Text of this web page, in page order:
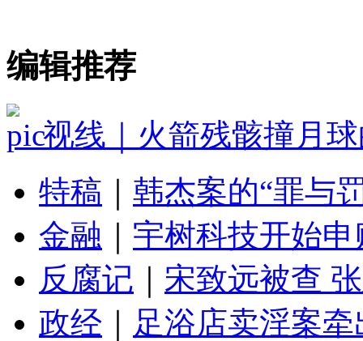
编辑推荐
视线｜火箭残骸撞月
特稿
韩杰案的“罪与
金融
宇树科技开始
反腐记
宋致远被查
政经
足浴店卖淫案